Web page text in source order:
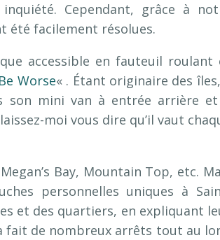
Cependant, grâce à
été facilement résolues.
accessible en fauteuil roulant
Worse« . Étant originaire des
son mini van à entrée arrière
moi vous dire qu’il vaut
Bay, Mountain Top, etc.
personnelles uniques à
et des quartiers, en expliquant
fait de nombreux arrêts tout au